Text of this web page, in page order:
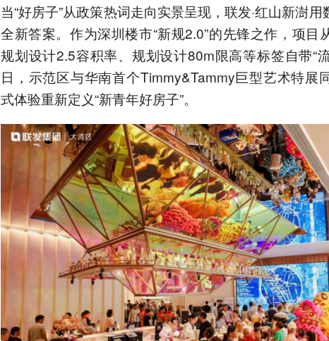
当“好房子”从政策热词走向实景呈现，联发·红山新澍
全新答案。作为深圳楼市“新规2.0”的先锋之作，项目
规划设计2.5容积率、规划设计80m限高等标签自带“
日，示范区与华南首个Timmy&Tammy巨型艺术特展
式体验重新定义“新青年好房子”。